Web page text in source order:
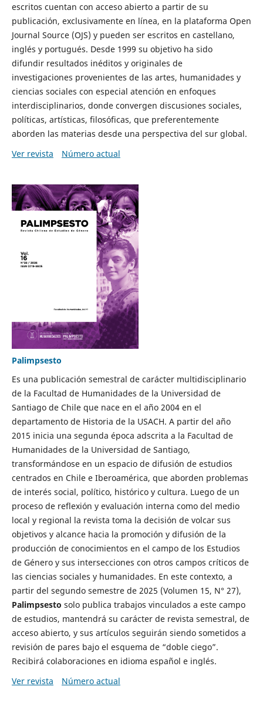
escritos cuentan con acceso abierto a partir de su
publicación, exclusivamente en línea, en la plataforma Open
Journal Source (OJS) y pueden ser escritos en castellano,
inglés y portugués. Desde 1999 su objetivo ha sido
difundir resultados inéditos y originales de
investigaciones provenientes de las artes, humanidades y
ciencias sociales con especial atención en enfoques
interdisciplinarios, donde convergen discusiones sociales,
políticas, artísticas, filosóficas, que preferentemente
aborden las materias desde una perspectiva del sur global.
Ver revista
Número actual
Palimpsesto
Es una publicación semestral de carácter multidisciplinario
de la Facultad de Humanidades de la Universidad de
Santiago de Chile que nace en el año 2004 en el
departamento de Historia de la USACH. A partir del año
2015 inicia una segunda época adscrita a la Facultad de
Humanidades de la Universidad de Santiago,
transformándose en un espacio de difusión de estudios
centrados en Chile e Iberoamérica, que aborden problemas
de interés social, político, histórico y cultura. Luego de un
proceso de reflexión y evaluación interna como del medio
local y regional la revista toma la decisión de volcar sus
objetivos y alcance hacia la promoción y difusión de la
producción de conocimientos en el campo de los Estudios
de Género y sus intersecciones con otros campos críticos de
las ciencias sociales y humanidades. En este contexto, a
partir del segundo semestre de 2025 (Volumen 15, N° 27),
Palimpsesto solo publica trabajos vinculados a este campo
de estudios, mantendrá su carácter de revista semestral, de
acceso abierto, y sus artículos seguirán siendo sometidos a
revisión de pares bajo el esquema de “doble ciego”.
Recibirá colaboraciones en idioma español e inglés.
Ver revista
Número actual